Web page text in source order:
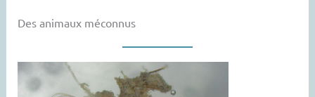
Des animaux méconnus